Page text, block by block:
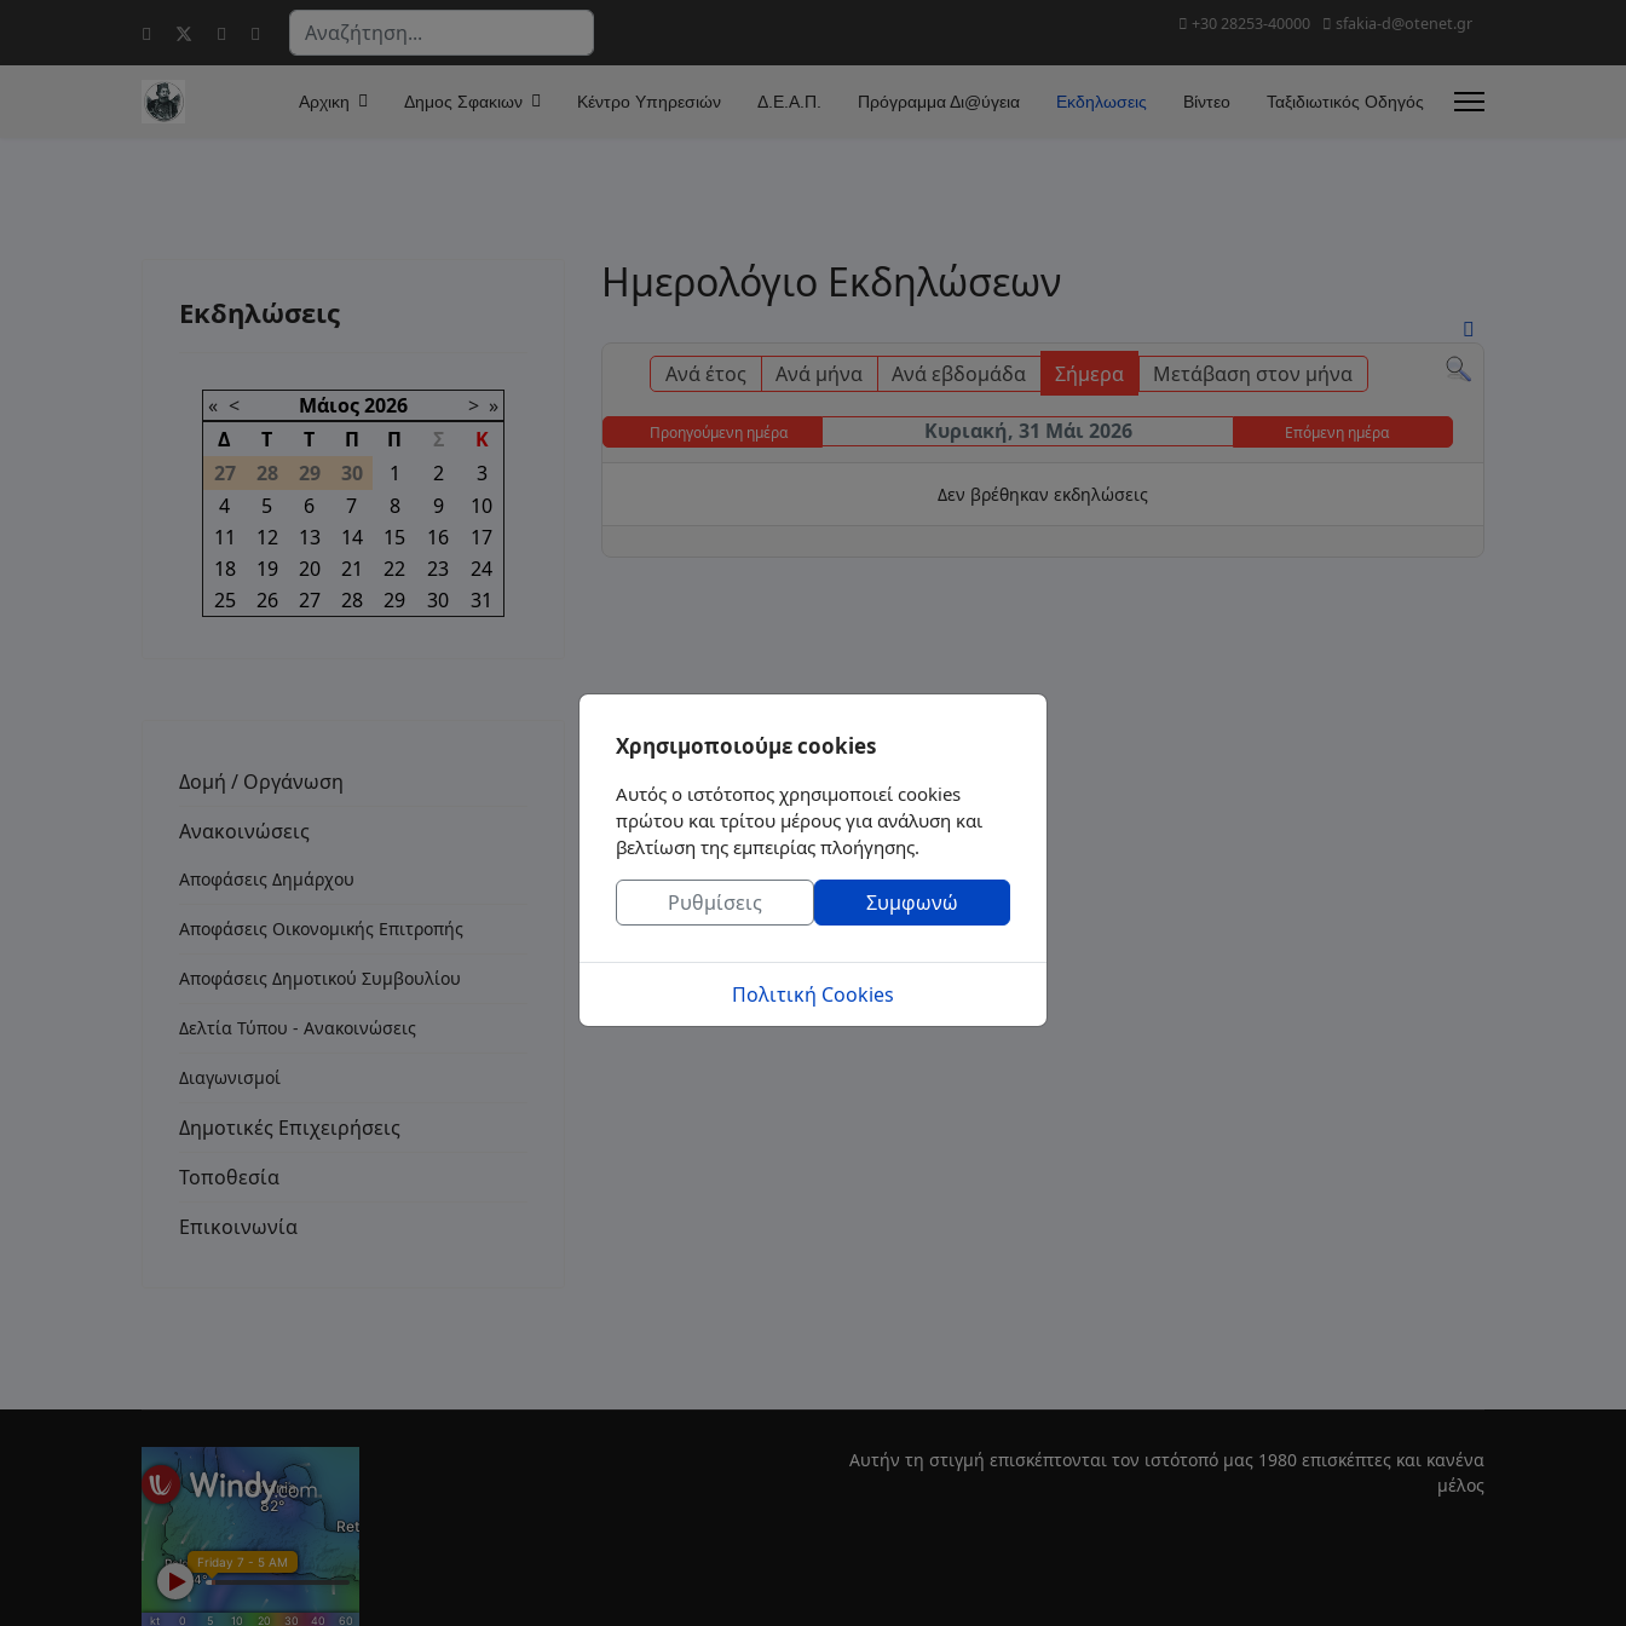
Αναζήτηση... +30 28253-40000 sfakia-d@otenet.gr
Αρχικη Δημος Σφακιων Κέντρο Υπηρεσιών Δ.Ε.Α.Π. Πρόγραμμα Δι@ύγεια Εκδηλωσεις Βίντεο Ταξιδιωτικός Οδηγός
Εκδηλώσεις
« < Μάιος2026 > »
Δ
Τ Τ Π Π Σ
Κ
27
28 29 30 1 2
3
4
5 6 7 8 9
10
11
12 13 14 15 16
17
18
19 20 21 22 23
24
25
26 27 28 29 30 31
Δομή / Οργάνωση
Ανακοινώσεις
Αποφάσεις Δημάρχου
Αποφάσεις Οικονομικής Επιτροπής
Αποφάσεις Δημοτικού Συμβουλίου
Δελτία Τύπου - Ανακοινώσεις
Διαγωνισμοί
Δημοτικές Επιχειρήσεις
Τοποθεσία
Επικοινωνία
Ημερολόγιο Εκδηλώσεων
Ανά έτος Ανά μήνα Ανά εβδομάδα Σήμερα Μετάβαση στον μήνα
Προηγούμενη ημέρα Κυριακή, 31 Μάι 2026 Επόμενη ημέρα
Δεν βρέθηκαν εκδηλώσεις
Αυτήν τη στιγμή επισκέπτονται τον ιστότοπό μας 1980 επισκέπτες και κανένα
μέλος
Χρησιμοποιούμε cookies
Αυτός ο ιστότοπος χρησιμοποιεί cookies
πρώτου και τρίτου μέρους για ανάλυση και
βελτίωση της εμπειρίας πλοήγησης.
Ρυθμίσεις Συμφωνώ
Πολιτική Cookies